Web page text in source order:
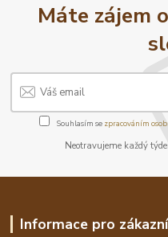
Máte zájem
Souhlasím se zpracováním
Neotravujeme každý
Informace pro